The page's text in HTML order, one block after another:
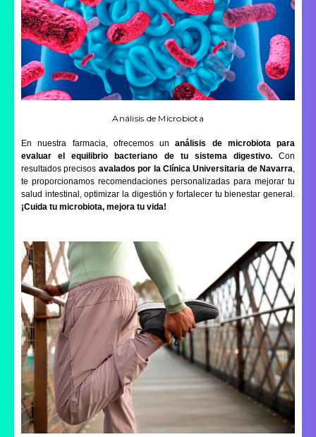
Análisis de Microbiota
En nuestra farmacia, ofrecemos unanálisis de microbiota para
evaluar el equilibrio bacteriano de tu sistema digestivo.Con
resultados precisos avalados por la Clínica Universitaria de Navarra,
te proporcionamos recomendaciones personalizadas para mejorar tu
salud intestinal, optimizar la digestión y fortalecer tu bienestar general.
¡Cuida tu microbiota, mejora tu vida!